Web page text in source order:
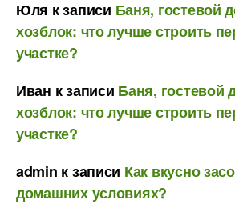
Юля к записи Баня, гостевой
хозблок: что лучше строить
участке?
Иван к записи Баня, гостевой
хозблок: что лучше строить
участке?
admin к записи Как вкусно
домашних условиях?